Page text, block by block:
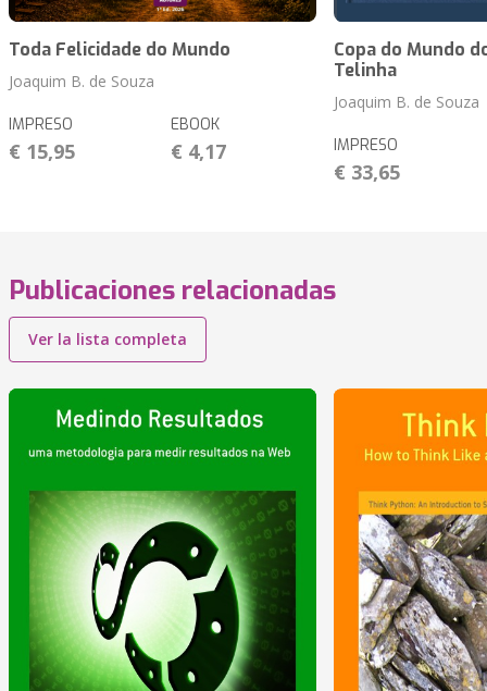
Toda Felicidade do Mundo
Joaquim B. de Souza
IMPRESO
€ 15,95
EBOOK
€ 4,17
Copa do Mundo
Telinha
Joaquim B. de Souza
IMPRESO
€ 33,65
Publicaciones relacionadas
Ver la lista completa